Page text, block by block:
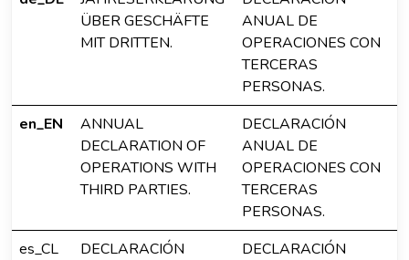
ÜBER GESCHÄFTE
MIT DRITTEN.
ANUAL DE
OPERACIONES CON
TERCERAS
PERSONAS.
en_EN
ANNUAL
DECLARATION OF
OPERATIONS WITH
THIRD PARTIES.
DECLARACIÓN
ANUAL DE
OPERACIONES CON
TERCERAS
PERSONAS.
es_CL
DECLARACIÓN
DECLARACIÓN